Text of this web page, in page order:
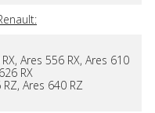
Ares 556 RX, Ares 610
RX
Ares 640 RZ